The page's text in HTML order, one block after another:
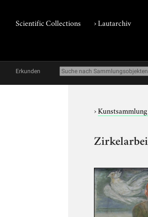
Scientific Collections ›Lautarchiv
Erkunden
›